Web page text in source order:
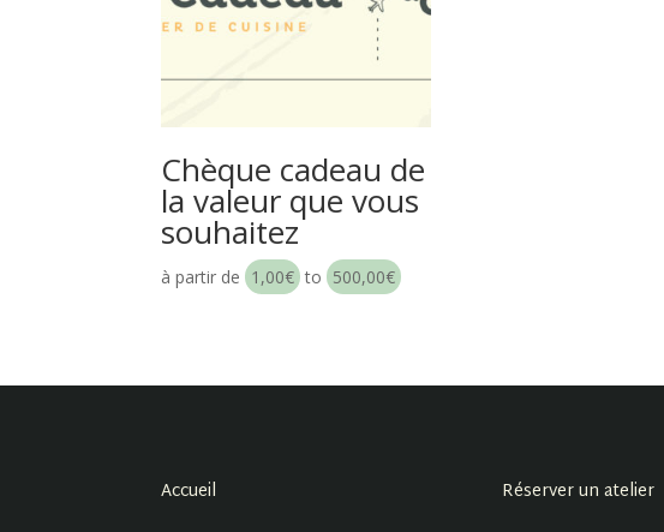
Chèque cadeau de
la valeur que vous
souhaitez
à partir de 1,00€ to 500,00€
Accueil
Réserver un atelier